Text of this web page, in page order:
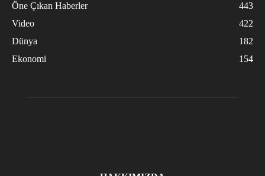
Öne Çıkan Haberler
443
Video
422
Dünya
182
Ekonomi
154